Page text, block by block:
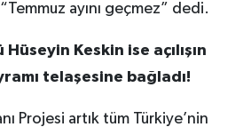
ayını geçmez” dedi.
Keskin ise açılışın
telaşesine bağladı!
Projesi artık tüm Türkiye’nin